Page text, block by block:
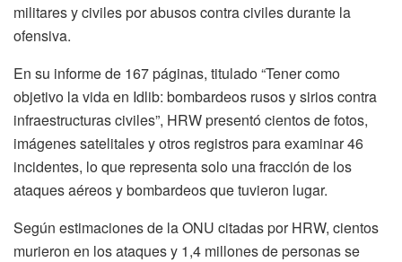
militares y civiles por abusos contra civiles durante la
ofensiva.
En su informe de 167 páginas, titulado “Tener como
objetivo la vida en Idlib: bombardeos rusos y sirios contra
infraestructuras civiles”, HRW presentó cientos de fotos,
imágenes satelitales y otros registros para examinar 46
incidentes, lo que representa solo una fracción de los
ataques aéreos y bombardeos que tuvieron lugar.
Según estimaciones de la ONU citadas por HRW, cientos
murieron en los ataques y 1,4 millones de personas se